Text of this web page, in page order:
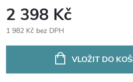
2 398 Kč
1 982 Kč bez DPH
VLOŽIT DO